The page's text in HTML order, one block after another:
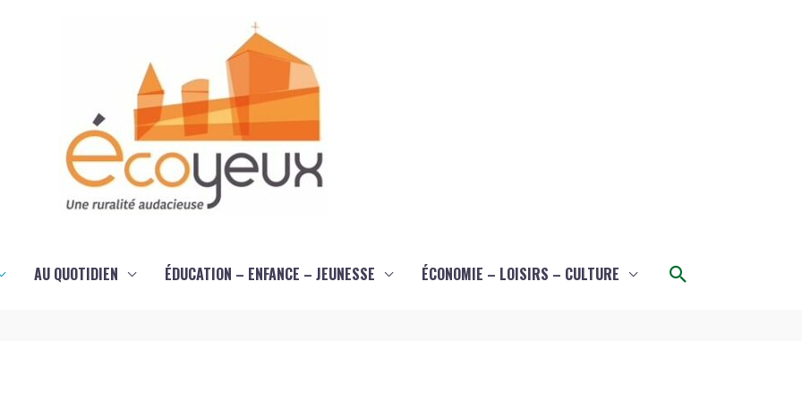
AU QUOTIDIEN ÉDUCATION – ENFANCE – JEUNESSE ÉCONOMIE – LOISIRS – CULTURE Rechercher